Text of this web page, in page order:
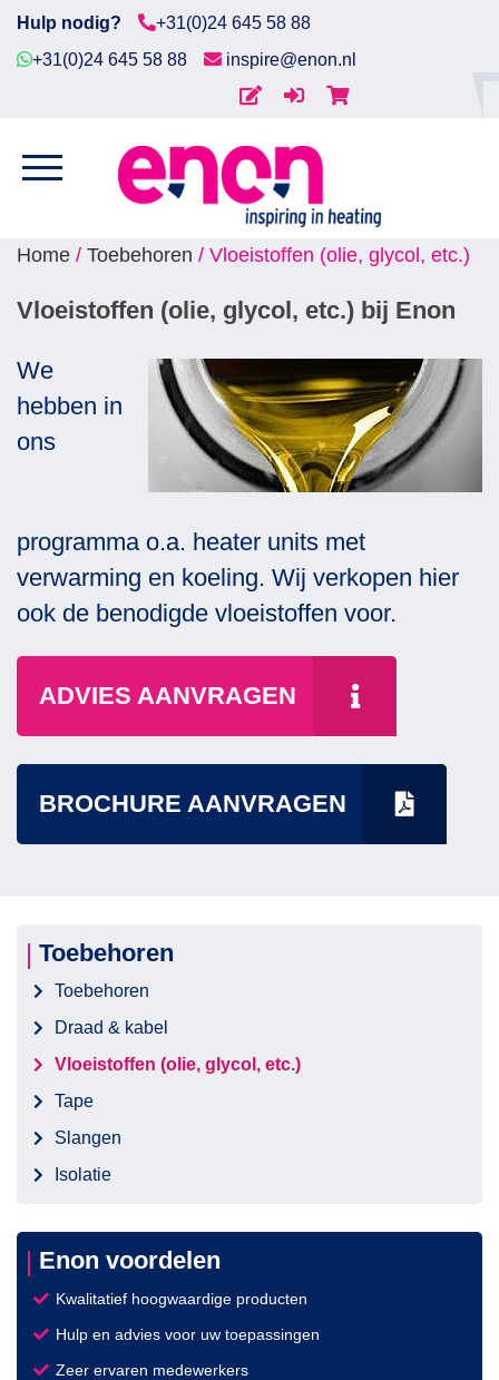
Diensten
Contact
Hulp nodig?
+31(0)24 645 58 88
+31(0)24 645 58 88
inspire@enon.nl
VLOEISTOFFEN (OLIE, GLYCOL,
ETC.)
Home / Toebehoren / Vloeistoffen (olie, glycol, etc.)
Vloeistoffen (olie, glycol, etc.) bij Enon
We
hebben in
ons
programma o.a. heater units met
verwarming en koeling. Wij verkopen hier
ook de benodigde vloeistoffen voor.
ADVIES AANVRAGEN
BROCHURE AANVRAGEN
Toebehoren
Toebehoren
Draad & kabel
Vloeistoffen (olie, glycol, etc.)
Tape
Slangen
Isolatie
Enon voordelen
Kwalitatief hoogwaardige producten
Hulp en advies voor uw toepassingen
Zeer ervaren medewerkers